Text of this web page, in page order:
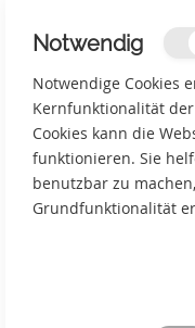
Inhalt
springen
3%
Notwendig
Notwendige Cookies
Kernfunktionalität
Cookies kann die
funktionieren. Sie
benutzbar zu
Grundfunktionalität